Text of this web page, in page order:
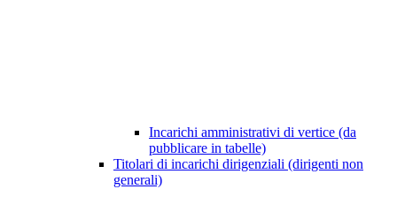
Incarichi amministrativi di vertice (da
pubblicare in tabelle)
Titolari di incarichi dirigenziali (dirigenti non
generali)